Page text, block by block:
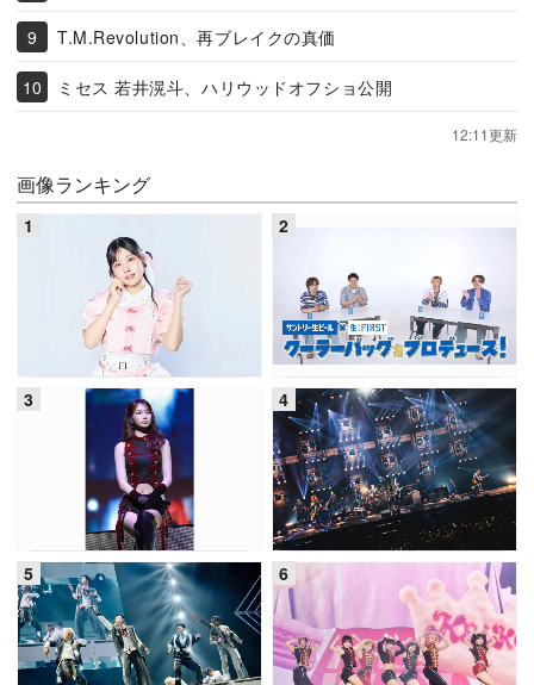
T.M.Revolution、再ブレイクの真価
ミセス 若井滉斗、ハリウッドオフショ公開
12:11更新
画像ランキング